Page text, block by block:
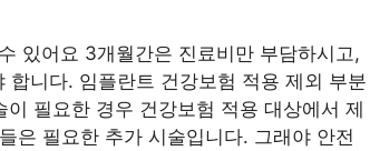
있어요 3개월간은 진료비만 부담하시고,
니다. 임플란트 건강보험 적용 제외 부분
필요한 경우 건강보험 적용 대상에서 제
은 필요한 추가 시술입니다. 그래야 안전